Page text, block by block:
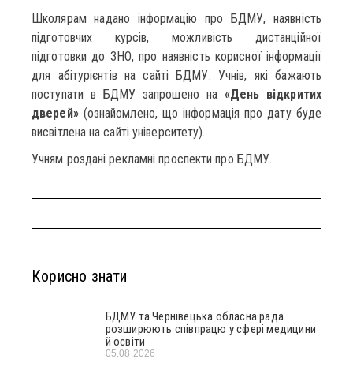
Школярам надано інформацію про БДМУ, наявність
підготовчих курсів, можливість дистанційної
підготовки до ЗНО, про наявність корисної інформації
для абітурієнтів на сайті БДМУ. Учнів, які бажають
поступати в БДМУ запрошено на «День відкритих
дверей»(ознайомлено, що інформація про дату буде
висвітлена на сайті університету).
Учням роздані рекламні проспекти про БДМУ.
Корисно знати
БДМУ та Чернівецька обласна рада
розширюють співпрацю у сфері медицини
й освіти
05.08.2026